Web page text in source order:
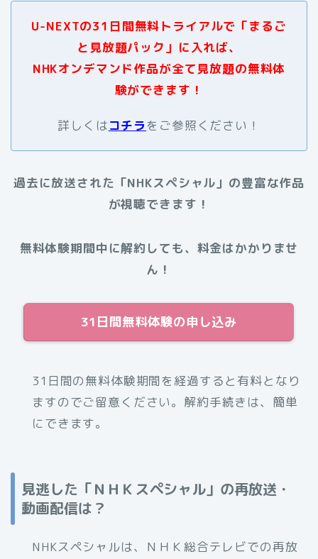
U-NEXTの31日間無料トライアルで「まるご
と見放題パック」に入れば、
NHKオンデマンド作品が全て見放題の無料体
験ができます！
詳しくはコチラをご参照ください！
過去に放送された 「NHKスペシャル」 の豊富な作品
が視聴できます！
無料体験期間中に解約しても、料金はかかりませ
ん！
31日間無料体験の申し込み
31日間の無料体験期間を経過すると有料となり
ますのでご留意ください。解約手続きは、簡単
にできます。
見逃した「ＮＨＫスペシャル」の再放送・
動画配信は？
NHKスペシャルは、ＮＨＫ総合テレビでの再放